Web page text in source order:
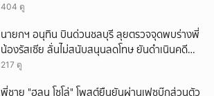
404 ดู
นายกฯ อนุทิน บินด่วนชลบุรี ลุยตรวจจุดพบร่างพี่
น้องรัสเซีย ลั่นไม่สนับสนุนลดโทษ ยันดำเนินคดี
ถึงที่สุด
217 ดู
พี่ชาย "ฮลุน โซโล่" โพสต์ยืนยันผ่านเฟซบุ๊กส่วนตัว